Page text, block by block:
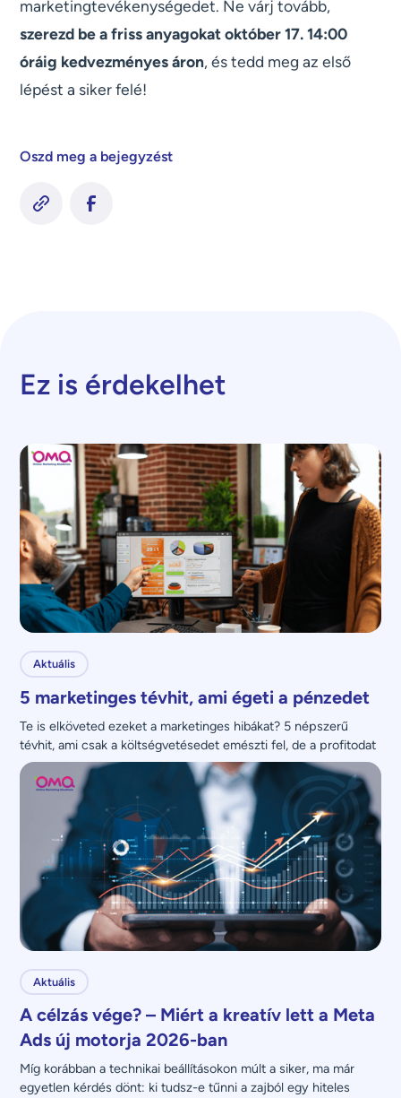
marketingtevékenységedet. Ne várj tovább,
szerezd be a friss anyagokat október 17. 14:00
óráig kedvezményes áron, és tedd meg az első
lépést a siker felé!
Oszd meg a bejegyzést
Ez is érdekelhet
Aktuális
5 marketinges tévhit, ami égeti a pénzedet
Te is elköveted ezeket a marketinges hibákat? 5 népszerű
tévhit, ami csak a költségvetésedet emészti fel, de a profitodat
nem növeli.
Aktuális
A célzás vége? – Miért a kreatív lett a Meta
Ads új motorja 2026-ban
Míg korábban a technikai beállításokon múlt a siker, ma már
egyetlen kérdés dönt: ki tudsz-e tűnni a zajból egy hiteles